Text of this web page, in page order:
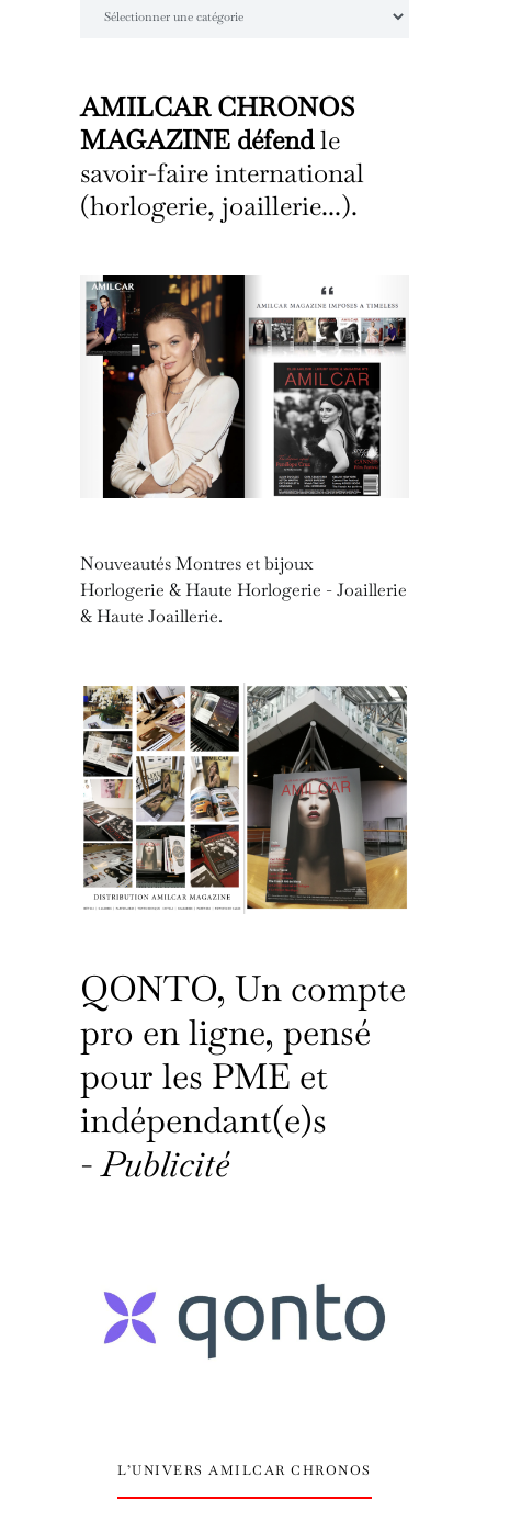
AMILCAR CHRONOS
MAGAZINE défendle
savoir-faire international
(horlogerie, joaillerie...).
Nouveautés Montres et bijoux
Horlogerie & Haute Horlogerie - Joaillerie
& Haute Joaillerie.
QONTO, Un compte
pro en ligne, pensé
pour les PME et
indépendant(e)s
-Publicité
L’UNIVERS AMILCAR CHRONOS